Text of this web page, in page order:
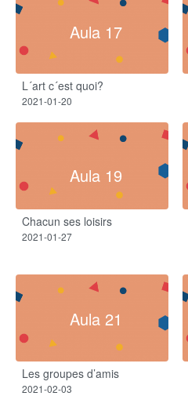
Aula 17
L´art c´est quoi?
2021-01-20
Aula 19
Chacun ses loisirs
2021-01-27
Aula 21
Les groupes d’amis​
2021-02-03